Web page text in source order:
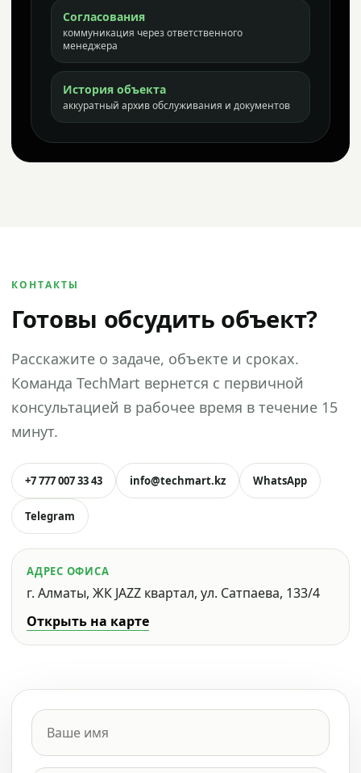
Согласования
коммуникация через ответственного
менеджера
История объекта
аккуратный архив обслуживания и документов
КОНТАКТЫ
Готовы обсудить объект?
Расскажите о задаче, объекте и сроках.
Команда TechMart вернется с первичной
консультацией в рабочее время в течение 15
минут.
+7 777 007 33 43 info@techmart.kz WhatsApp
Telegram
АДРЕС ОФИСА
г. Алматы, ЖК JAZZ квартал, ул. Сатпаева, 133/4
Открыть на карте